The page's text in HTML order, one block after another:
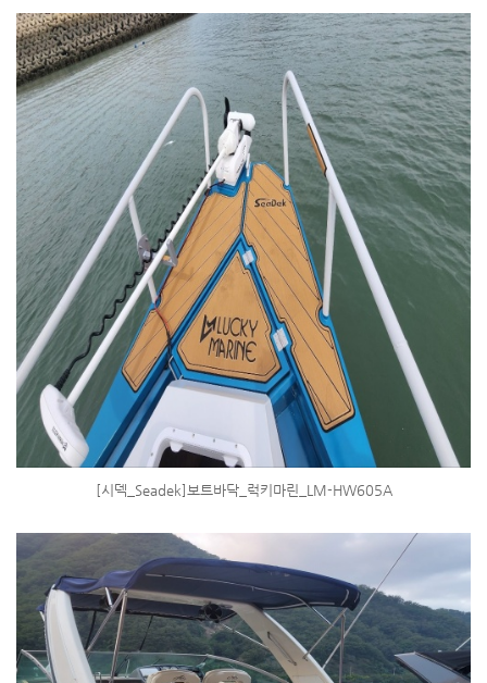
[시덱_Seadek]보트바닥_럭키마린_LM-HW605A